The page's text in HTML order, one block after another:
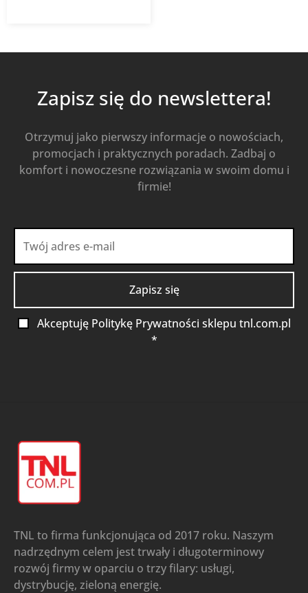
Zapisz się do newslettera!
Otrzymuj jako pierwszy informacje o nowościach,
promocjach i praktycznych poradach. Zadbaj o
komfort i nowoczesne rozwiązania w swoim domu i
firmie!
Akceptuję Politykę Prywatności sklepu tnl.com.pl
*
TNL to firma funkcjonująca od 2017 roku. Naszym
nadrzędnym celem jest trwały i długoterminowy
rozwój firmy w oparciu o trzy filary: usługi,
dystrybucję, zieloną energię.